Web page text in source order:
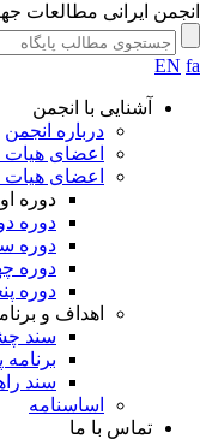
ایرانی مطالعات
EN
آشنایی با انجمن
درباره انجمن
اعضای
اعضای هیات
دوره
دوره
دوره
دوره
دوره
اهداف و
سند
برنامه
سند
اساسنامه
تماس با ما